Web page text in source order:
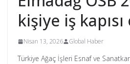
kişiye iş
Nisan 13, 2026 Global Haber
Türkiye Ağaç İşleri Esnaf ve